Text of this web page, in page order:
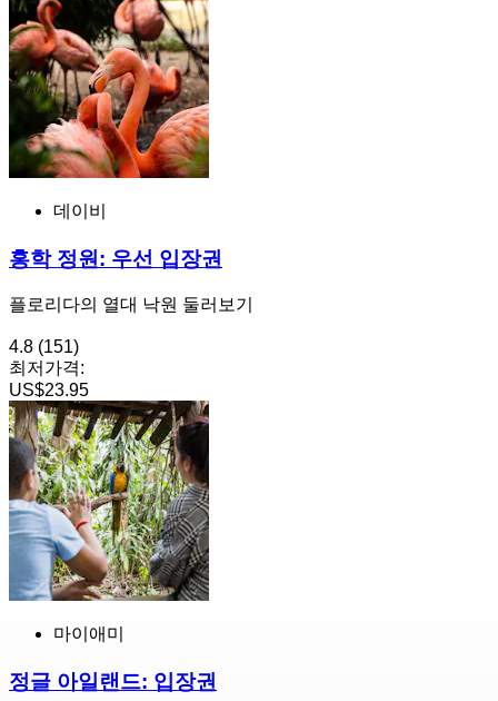
데이비
홍학 정원: 우선 입장권
플로리다의 열대 낙원 둘러보기
4.8 (151)
최저가격:
US$23.95
마이애미
정글 아일랜드: 입장권